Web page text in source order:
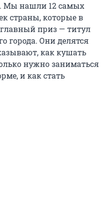
Мы нашли 12 самых
страны, которые в
приз — титул
города. Они делятся
как кушать
нужно заниматься
и как стать